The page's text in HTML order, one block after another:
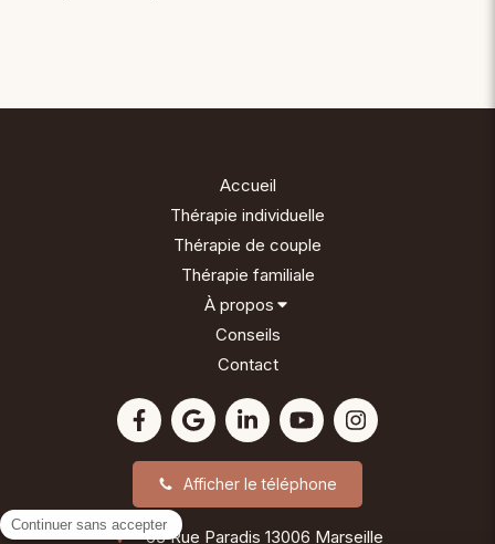
Accueil
Thérapie individuelle
Thérapie de couple
Thérapie familiale
À propos
Conseils
Contact
Afficher le téléphone
63 Rue Paradis 13006 Marseille